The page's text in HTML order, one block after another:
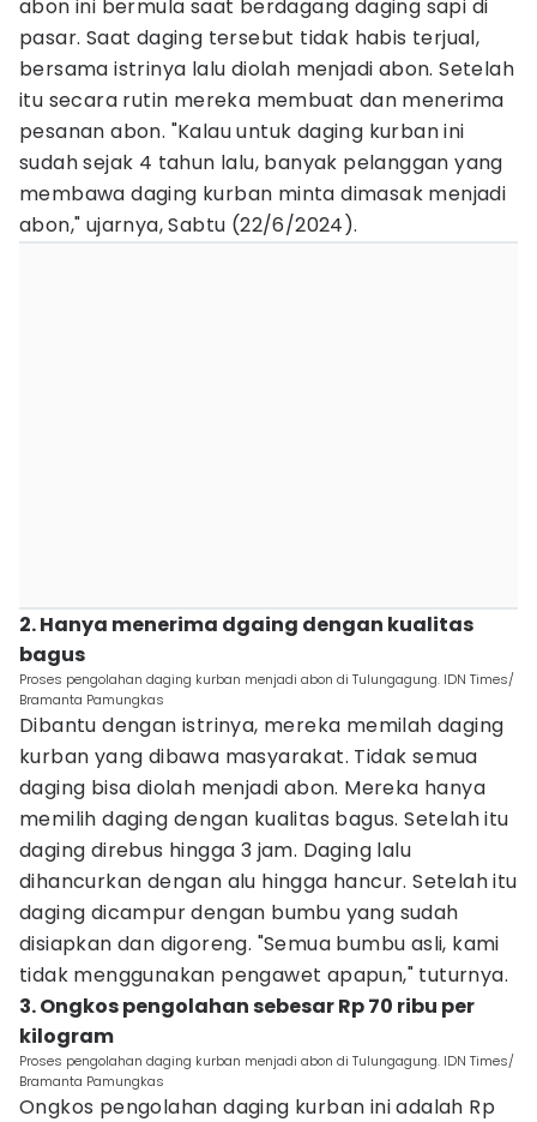
abon ini bermula saat berdagang daging sapi di
pasar. Saat daging tersebut tidak habis terjual,
bersama istrinya lalu diolah menjadi abon. Setelah
itu secara rutin mereka membuat dan menerima
pesanan abon. "Kalau untuk daging kurban ini
sudah sejak 4 tahun lalu, banyak pelanggan yang
membawa daging kurban minta dimasak menjadi
abon," ujarnya, Sabtu (22/6/2024).
2. Hanya menerima dgaing dengan kualitas
bagus
Proses pengolahan daging kurban menjadi abon di Tulungagung. IDN Times/
Bramanta Pamungkas
Dibantu dengan istrinya, mereka memilah daging
kurban yang dibawa masyarakat. Tidak semua
daging bisa diolah menjadi abon. Mereka hanya
memilih daging dengan kualitas bagus. Setelah itu
daging direbus hingga 3 jam. Daging lalu
dihancurkan dengan alu hingga hancur. Setelah itu
daging dicampur dengan bumbu yang sudah
disiapkan dan digoreng. "Semua bumbu asli, kami
tidak menggunakan pengawet apapun," tuturnya.
3. Ongkos pengolahan sebesar Rp 70 ribu per
kilogram
Proses pengolahan daging kurban menjadi abon di Tulungagung. IDN Times/
Bramanta Pamungkas
Ongkos pengolahan daging kurban ini adalah Rp